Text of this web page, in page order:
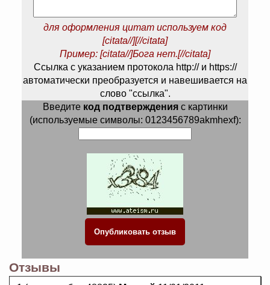
для оформления цитат используем код
[citata//][//citata]
Пример: [citata//]Бога нет.[//citata]
Ссылка с указанием протокола http:// и https://
автоматически преобразуется и навешивается на
слово "ссылка".
Введите код подтвержденияс картинки
(используемые символы: 0123456789akmhexf):
Отзывы